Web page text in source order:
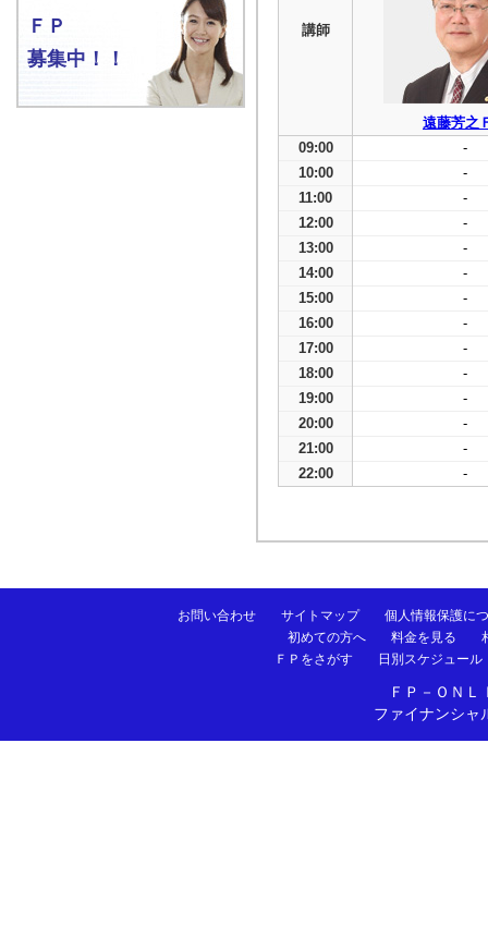
講師
遠藤芳之
09:00
-
10:00
-
11:00
-
12:00
-
13:00
-
14:00
-
15:00
-
16:00
-
17:00
-
18:00
-
19:00
-
20:00
-
21:00
-
22:00
-
ＦＰ
募集中！！
お問い合わせ サイトマップ
個人情報保護に
初めての方へ
料金を見る
ＦＰをさがす
日別スケジュール
ＦＰ－ＯＮ
ファイナンシャ